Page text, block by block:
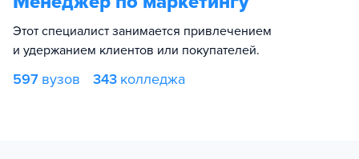
Этот специалист занимается привлечением
и удержанием клиентов или покупателей.
597 вузов 343 колледжа